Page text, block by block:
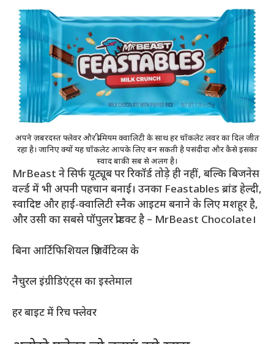
अपने ज़बरदस्त फ्लेवर और प्रीमियम क्वालिटी के साथ हर चॉकलेट लवर का दिल जीत
रहा है। जानिए क्यों यह चॉकलेट आपके लिए बन सकती है पसंदीदा और कैसे इसका
स्वाद बाकी सब से अलग है।
MrBeast ने सिर्फ यूट्यूब पर रिकॉर्ड तोड़े ही नहीं, बल्कि बिजनेस
वर्ल्ड में भी अपनी पहचान बनाई। उनका Feastables ब्रांड हेल्दी,
स्वादिष्ट और हाई-क्वालिटी स्नैक आइटम बनाने के लिए मशहूर है,
और उसी का सबसे पॉपुलर प्रोडक्ट है – MrBeast Chocolate।
बिना आर्टिफिशियल प्रिज़र्वेटिव्स के
नैचुरल इंग्रीडिएंट्स का इस्तेमाल
हर बाइट में रिच फ्लेवर